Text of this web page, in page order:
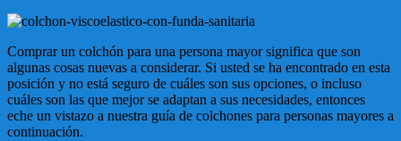
Comprar un colchón para una persona mayor significa que son
algunas cosas nuevas a considerar. Si usted se ha encontrado en esta
posición y no está seguro de cuáles son sus opciones, o incluso
cuáles son las que mejor se adaptan a sus necesidades, entonces
eche un vistazo a nuestra guía de colchones para personas mayores a
continuación.